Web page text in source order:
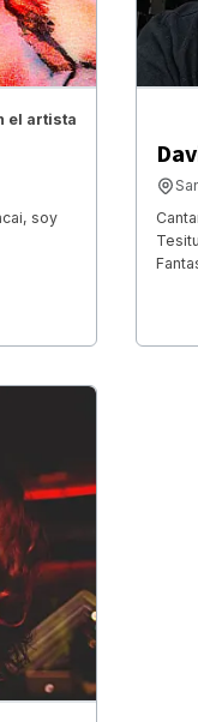
el artista
soy